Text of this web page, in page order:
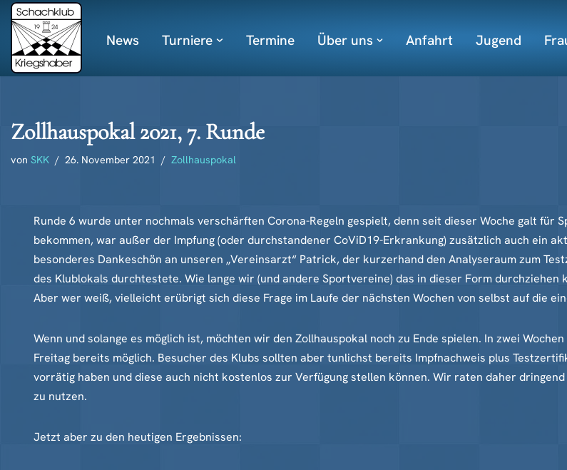
Zum
Inhalt
springen
News Turniere Termine Über uns Anfahrt Jugend
Zollhauspokal 2021, 7. Runde
von SKK 26. November 2021 Zollhauspokal
Runde 6 wurde unter nochmals verschärften Corona-Regeln gespielt, denn seit dieser Woche galt für
bekommen, war außer der Impfung (oder durchstandener CoViD19-Erkrankung) zusätzlich auch ein
besonderes Dankeschön an unseren „Vereinsarzt“ Patrick, der kurzerhand den Analyseraum zum
des Klublokals durchtestete. Wie lange wir (und andere Sportvereine) das in dieser Form
Aber wer weiß, vielleicht erübrigt sich diese Frage im Laufe der nächsten Wochen von selbst auf die
Wenn und solange es möglich ist, möchten wir den Zollhauspokal noch zu Ende spielen. In zwei
Freitag bereits möglich. Besucher des Klubs sollten aber tunlichst bereits Impfnachweis plus
vorrätig haben und diese auch nicht kostenlos zur Verfügung stellen können. Wir raten daher
zu nutzen.
Jetzt aber zu den heutigen Ergebnissen: